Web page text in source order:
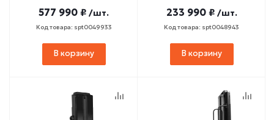
577 990 ₽ /шт.
Код товара: spt0049933
В корзину
233 990 ₽ /шт.
Код товара: spt0048943
В корзину